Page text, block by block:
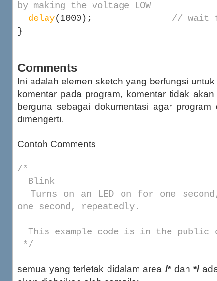
by making the voltage LOW
delay(1000); // wait
}
Comments
Ini adalah elemen sketch yang berfungsi
komentar pada program, komentar tidak
berguna sebagai dokumentasi agar
dimengerti.
Contoh Comments
/*
Blink
Turns on an LED on for one
one second, repeatedly.
This example code is in the public
*/
semua yang terletak didalam area /* dan*/